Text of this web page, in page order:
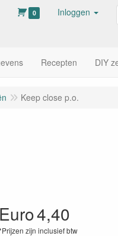
0 Inloggen
Recepten DIY
Keep close p.o.
Euro4,40
zijn inclusief btw